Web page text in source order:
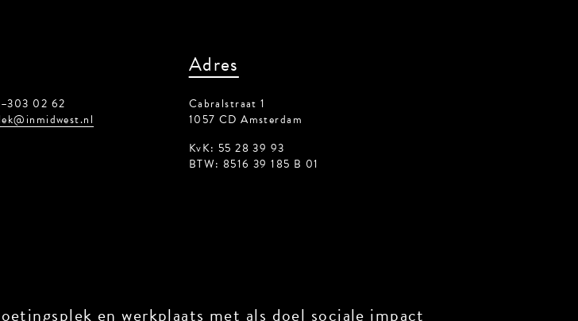
02 62
Adres
Cabralstraat 1
1057 CD Amsterdam
KvK: 55 28 39 93
BTW: 8516 39 185 B 01
en werkplaats met als doel sociale impact